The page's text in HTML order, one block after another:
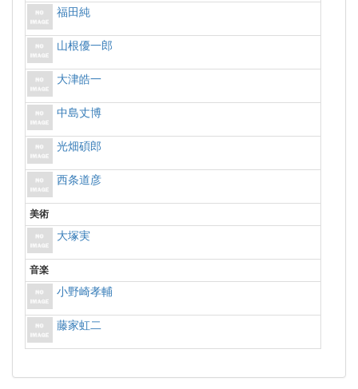
福田純
山根優一郎
大津皓一
中島丈博
光畑碩郎
西条道彦
美術
大塚実
音楽
小野崎孝輔
藤家虹二